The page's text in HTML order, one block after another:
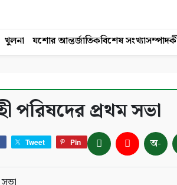
খুলনা যশোর আন্তর্জাতিকবিশেষ সংখ্যা
পরিষদের প্রথম সভা
Tweet Pin অ-